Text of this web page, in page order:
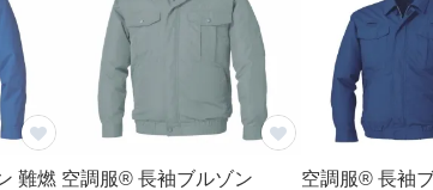
難燃 空調服® 長袖ブルゾン
空調服® 長袖